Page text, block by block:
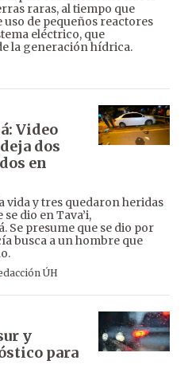
raras, al tiempo que
de pequeños reactores
eléctrico, que
la generación hídrica.
Video
dos
en
vida y tres quedaron heridas
dio en Tava’i,
Se presume que se dio por
busca a un hombre que
ÚH
y
para